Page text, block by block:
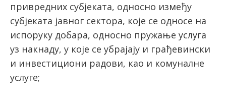
привредних субјеката, односно између
субјеката јавног сектора, које се односе на
испоруку добара, односно пружање услуга
уз накнаду, у које се убрајају и грађевински
и инвестициони радови, као и комуналне
услуге;